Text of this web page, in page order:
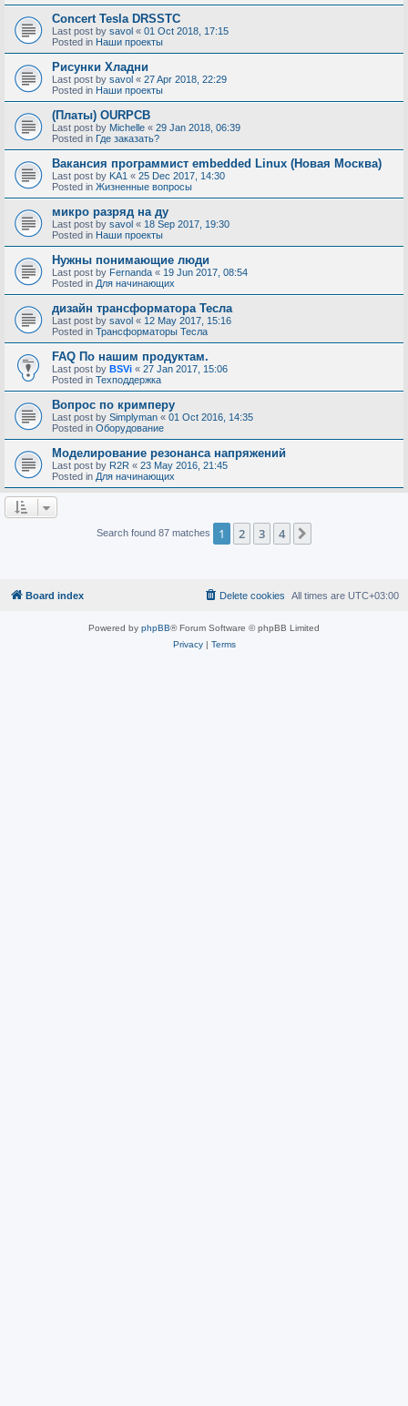
Concert Tesla DRSSTC
Last post by savol « 01 Oct 2018, 17:15
Posted in Наши проекты
Рисунки Хладни
Last post by savol « 27 Apr 2018, 22:29
Posted in Наши проекты
(Платы) OURPCB
Last post by Michelle « 29 Jan 2018, 06:39
Posted in Где заказать?
Вакансия программист embedded Linux (Новая Москва)
Last post by KA1 « 25 Dec 2017, 14:30
Posted in Жизненные вопросы
микро разряд на ду
Last post by savol « 18 Sep 2017, 19:30
Posted in Наши проекты
Нужны понимающие люди
Last post by Fernanda « 19 Jun 2017, 08:54
Posted in Для начинающих
дизайн трансформатора Тесла
Last post by savol « 12 May 2017, 15:16
Posted in Трансформаторы Тесла
FAQ По нашим продуктам.
Last post by BSVi « 27 Jan 2017, 15:06
Posted in Техподдержка
Вопрос по кримперу
Last post by Simplyman « 01 Oct 2016, 14:35
Posted in Оборудование
Моделирование резонанса напряжений
Last post by R2R « 23 May 2016, 21:45
Posted in Для начинающих
Search found 87 matches 1 2 3 4
Board index All times are UTC+03:00
Delete cookies
Powered by phpBB® Forum Software © phpBB Limited
Privacy| Terms